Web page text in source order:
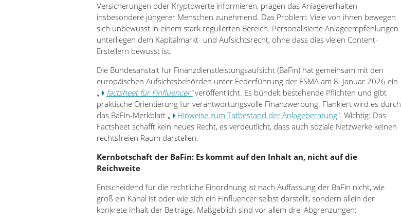
Versicherungen oder Kryptowerte informieren, prägen das Anlageverhalten
insbesondere jüngerer Menschen zunehmend. Das Problem: Viele von ihnen bewegen
sich unbewusst in einem stark regulierten Bereich. Personalisierte Anlageempfehlungen
unterliegen dem Kapitalmarkt- und Aufsichtsrecht, ohne dass dies vielen Content-
Erstellern bewusst ist.
Die Bundesanstalt für Finanzdienstleistungsaufsicht (BaFin) hat gemeinsam mit den
europäischen Aufsichtsbehörden unter Federführung der ESMA am 8. Januar 2026 ein
„
factsheet für Finfluencer"veröffentlicht. Es bündelt bestehende Pflichten und gibt
praktische Orientierung für verantwortungsvolle Finanzwerbung. Flankiert wird es durch
das BaFin-Merkblatt „
Hinweise zum Tatbestand der Anlageberatung". Wichtig: Das
Factsheet schafft kein neues Recht, es verdeutlicht, dass auch soziale Netzwerke keinen
rechtsfreien Raum darstellen.
Kernbotschaft der BaFin: Es kommt auf den Inhalt an, nicht auf die
Reichweite
Entscheidend für die rechtliche Einordnung ist nach Auffassung der BaFin nicht, wie
groß ein Kanal ist oder wie sich ein Finfluencer selbst darstellt, sondern allein der
konkrete Inhalt der Beiträge. Maßgeblich sind vor allem drei Abgrenzungen: